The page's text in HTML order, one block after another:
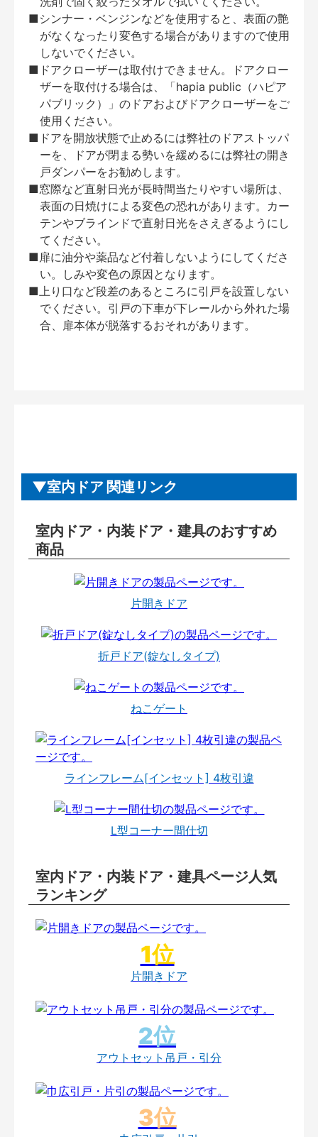
■シンナー・ベンジンなどを使用すると、表面の艶
がなくなったり変色する場合がありますので使用
しないでください。
■ドアクローザーは取付けできません。ドアクロー
ザーを取付ける場合は、「hapia public（ハピア
パブリック）」のドアおよびドアクローザーをご
使用ください。
■ドアを開放状態で止めるには弊社のドアストッパ
ーを、ドアが閉まる勢いを緩めるには弊社の開き
戸ダンパーをお勧めします。
■窓際など直射日光が長時間当たりやすい場所は、
表面の日焼けによる変色の恐れがあります。カー
テンやブラインドで直射日光をさえぎるようにし
てください。
■扉に油分や薬品など付着しないようにしてくださ
い。しみや変色の原因となります。
■上り口など段差のあるところに引戸を設置しない
でください。引戸の下車が下レールから外れた場
合、扉本体が脱落するおそれがあります。
室内ドア 関連リンク
室内ドア・内装ドア・建具のおすすめ
商品
片開きドア
折戸ドア(錠なしタイプ)
ねこゲート
ラインフレーム[インセット] 4枚引違
L型コーナー間仕切
室内ドア・内装ドア・建具ページ人気
ランキング
片開きドア
アウトセット吊戸・引分